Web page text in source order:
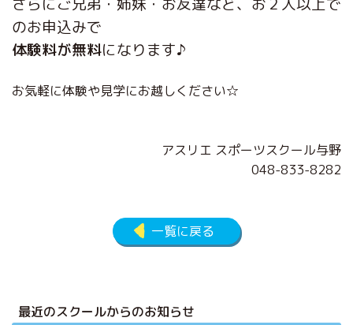
のお申込みで
体験料が無料になります♪
お気軽に体験や見学にお越しください☆
アスリエ スポーツスクール与野
048-833-8282
一覧に戻る
最近のスクールからのお知らせ